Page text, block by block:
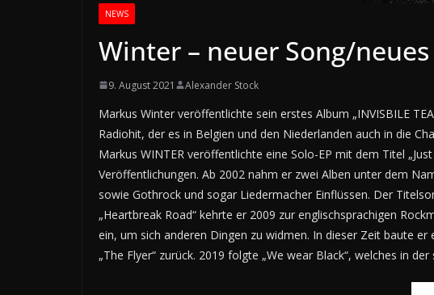
NEWS
Winter – neuer Song/
9. August 2021 Alexander Stock
Markus Winter veröffentlichte sein erstes Album „INVISBILE
Radiohit, der es in Belgien und den Niederlanden auch in die
Markus WINTER veröffentlichte eine Solo-EP mit dem Titel
Veröffentlichungen. Ab 2002 nahm er zwei Alben unter dem
sowie Gothrock und sogar Liedermacher Einflüssen. Der
„Heartbreak Road“ kehrte er 2009 zur englischsprachigen
ein, um sich anderen Dingen zu widmen. In dieser Zeit baute
„The Flyer“ zurück. 2019 folgte „We wear Black“, welches in